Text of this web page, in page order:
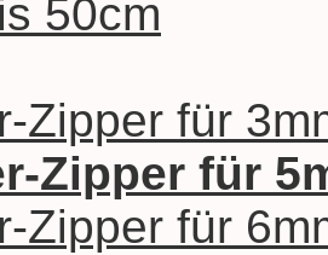
50cm
Zipper für
Zipper für
Zipper für